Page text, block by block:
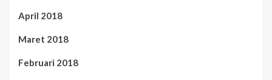
April 2018
Maret 2018
Februari 2018